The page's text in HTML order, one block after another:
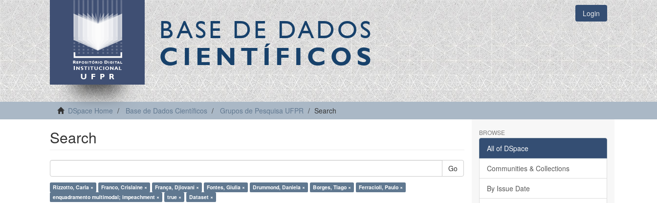
BASE DE DADOS
CIENTÍFICOS
Login
DSpace Home Base de Dados Científicos Grupos de Pesquisa UFPR Search
Search
Go
Rizzotto, Carla × Franco, Crislaine × França, Djiovani × Fontes, Giulia × Drummond, Daniela × Borges, Tiago ×
Ferracioli, Paulo ×
enquadramento multimodal; impeachment ×
true × Dataset ×
BROWSE
All of DSpace
Communities & Collections
By Issue Date